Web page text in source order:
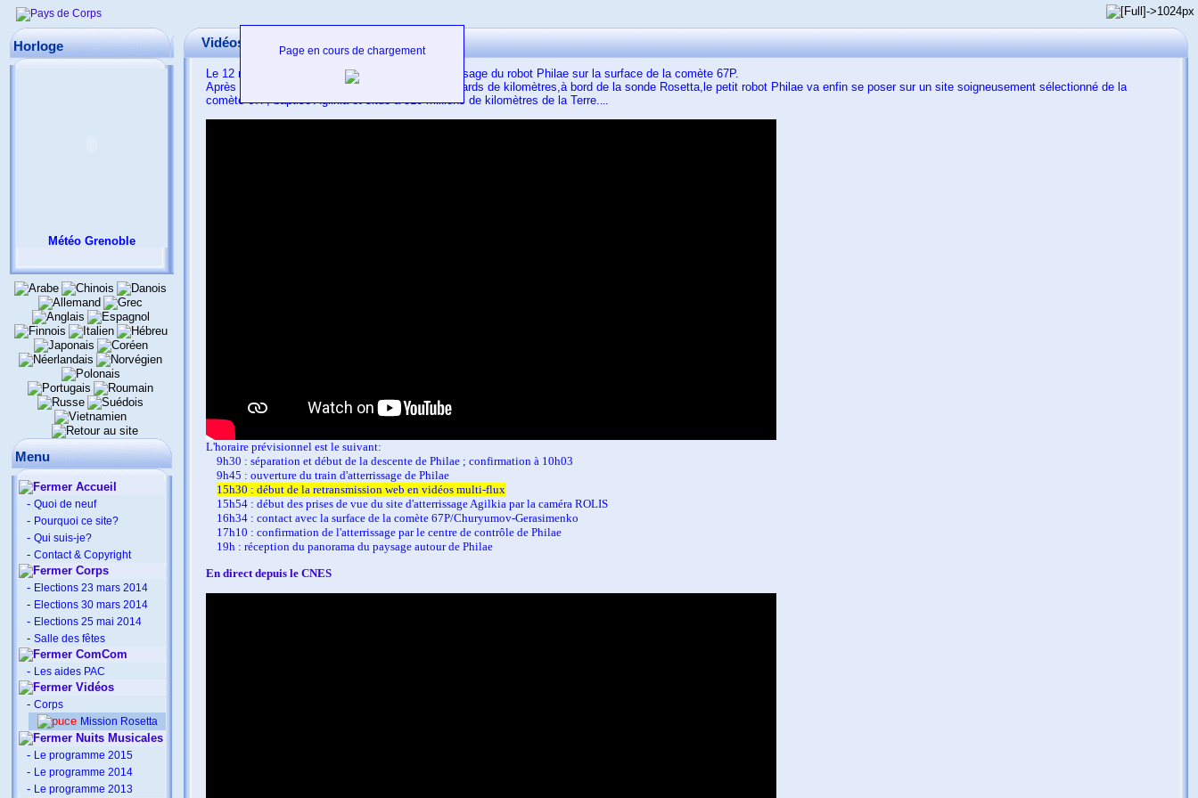
Page en cours de chargement
Horloge
Météo Grenoble
Menu
Accueil
- Quoi de neuf
- Pourquoi ce site?
- Qui suis-je?
- Contact & Copyright
Corps
- Elections 23 mars 2014
- Elections 30 mars 2014
- Elections 25 mai 2014
- Salle des fêtes
ComCom
- Les aides PAC
Vidéos
- Corps
Mission Rosetta
Nuits Musicales
- Le programme 2015
- Le programme 2014
- Le programme 2013
Vidéos - Mission Rosetta
Le 12 novembre prochain (2014) aura lieu l'atterrissage du robot Philae sur la surface de la comète 67P.
Après un voyage de plus de 10 ans et de 6,5 milliards de kilomètres,à bord de la sonde Rosetta,le petit robot Philae va enfin se poser sur un site soigneusement sélectionné de la
comète 67P, baptisé Agilkia et situé à 510 millions de kilomètres de la Terre....
L'horaire prévisionnel est le suivant:
9h30 : séparation et début de la descente de Philae ; confirmation à 10h03
9h45 : ouverture du train d'atterrissage de Philae
15h30 : début de la retransmission web en vidéos multi-flux
15h54 : début des prises de vue du site d'atterrissage Agilkia par la caméra ROLIS
16h34 : contact avec la surface de la comète 67P/Churyumov-Gerasimenko
17h10 : confirmation de l'atterrissage par le centre de contrôle de Philae
19h : réception du panorama du paysage autour de Philae
En direct depuis le CNES